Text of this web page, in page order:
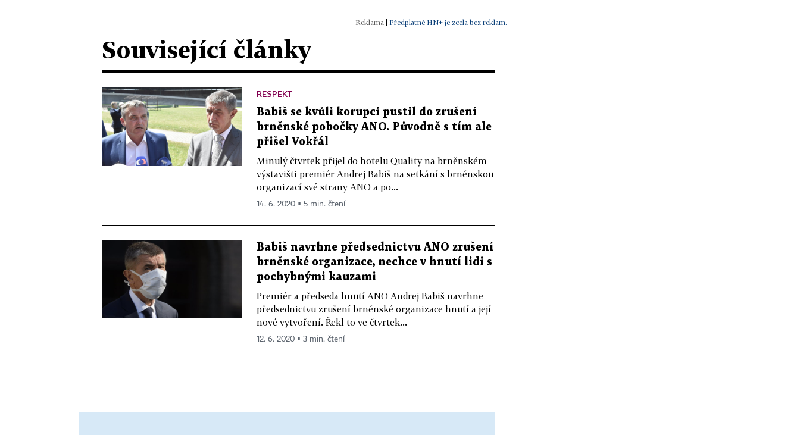
| Předplatné HN+ je zcela bez reklam.
Související články
RESPEKT
Babiš se kvůli korupci pustil do zrušení
brněnské pobočky ANO. Původně s tím ale
přišel Vokřál
Minulý čtvrtek přijel do hotelu Quality na brněnském
výstavišti premiér Andrej Babiš na setkání s brněnskou
organizací své strany ANO a po...
14. 6. 2020 ▪ 5 min. čtení
Babiš navrhne předsednictvu ANO zrušení
brněnské organizace, nechce v hnutí lidi s
pochybnými kauzami
Premiér a předseda hnutí ANO Andrej Babiš navrhne
předsednictvu zrušení brněnské organizace hnutí a její
nové vytvoření. Řekl to ve čtvrtek...
12. 6. 2020 ▪ 3 min. čtení